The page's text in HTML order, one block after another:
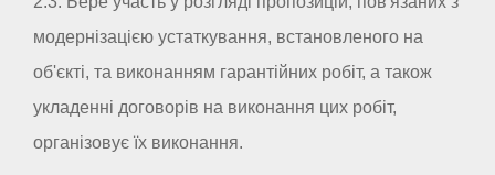
модернізацією устаткування, встановленого на
об'єкті, та виконанням гарантійних робіт, а також
укладенні договорів на виконання цих робіт,
організовує їх виконання.